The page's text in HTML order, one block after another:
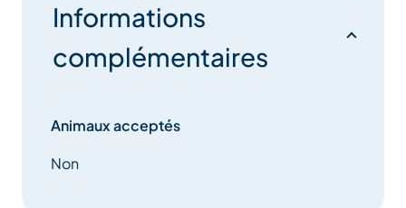
Informations
complémentaires
Animaux acceptés
Non